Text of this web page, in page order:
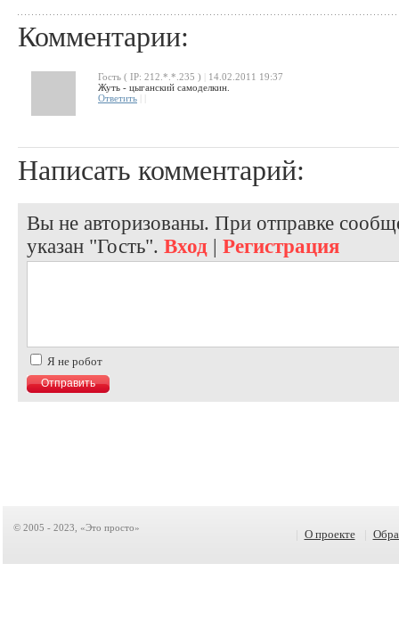
Комментарии:
Гость ( IP: 212.*.*.235 )
14.02.2011 19:37
Жуть - цыганский самоделкин.
Ответить
Написать комментарий:
Вы не авторизованы. При отправке
указан "Гость". Вход | Регистрация
Я не робот
© 2005 - 2023, «Это просто» О проекте